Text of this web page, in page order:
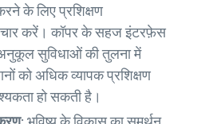
के लिए प्रशिक्षण
करें। कॉपर के सहज इंटरफ़ेस
सुविधाओं की तुलना में
को अधिक व्यापक प्रशिक्षण
हो सकती है।